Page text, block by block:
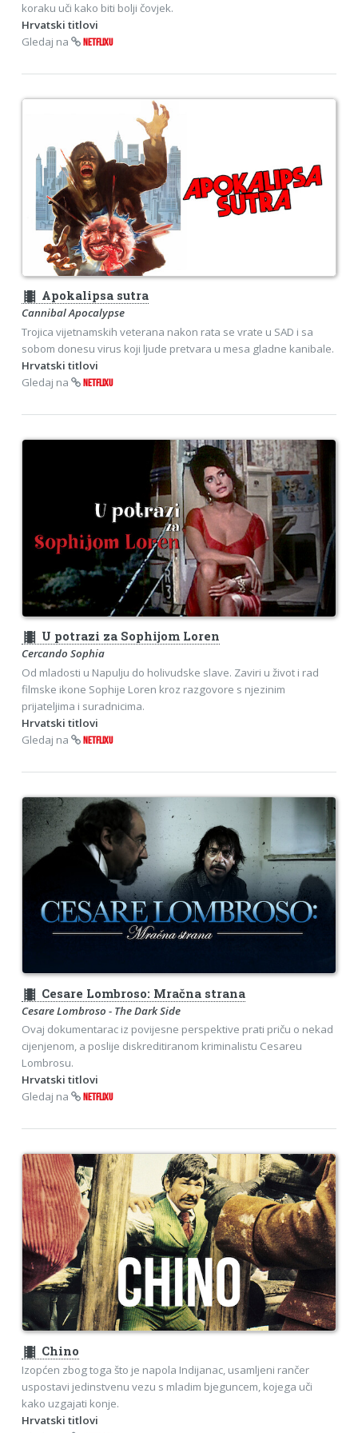
koraku uči kako biti bolji čovjek.
Hrvatski titlovi
Gledaj na
NETFLIXU
theaters Apokalipsa sutra
Cannibal Apocalypse
Trojica vijetnamskih veterana nakon rata se vrate u SAD i sa
sobom donesu virus koji ljude pretvara u mesa gladne kanibale.
Hrvatski titlovi
Gledaj na
NETFLIXU
theaters U potrazi za Sophijom Loren
Cercando Sophia
Od mladosti u Napulju do holivudske slave. Zaviri u život i rad
filmske ikone Sophije Loren kroz razgovore s njezinim
prijateljima i suradnicima.
Hrvatski titlovi
Gledaj na
NETFLIXU
theaters Cesare Lombroso: Mračna strana
Cesare Lombroso - The Dark Side
Ovaj dokumentarac iz povijesne perspektive prati priču o nekad
cijenjenom, a poslije diskreditiranom kriminalistu Cesareu
Lombrosu.
Hrvatski titlovi
Gledaj na
NETFLIXU
theaters Chino
Izopćen zbog toga što je napola Indijanac, usamljeni rančer
uspostavi jedinstvenu vezu s mladim bjeguncem, kojega uči
kako uzgajati konje.
Hrvatski titlovi